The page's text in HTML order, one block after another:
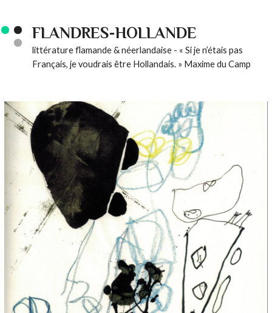
FLANDRES-HOLLANDE
littérature flamande & néerlandaise - « Si je n’étais pas
Français, je voudrais être Hollandais. » Maxime du Camp